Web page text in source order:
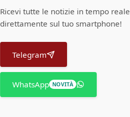
Ricevi tutte le notizie in tempo reale
direttamente sul tuo smartphone!
Telegram
WhatsApp NOVITÀ